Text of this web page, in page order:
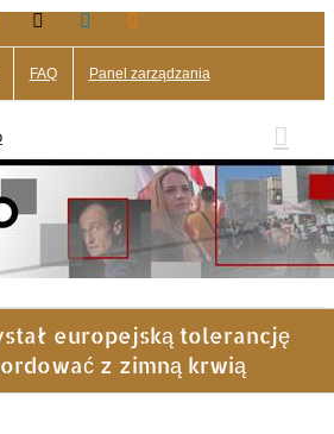
Facebook LinkedIn
FAQ Panel zarządzania
europejską tolerancję
z zimną krwią